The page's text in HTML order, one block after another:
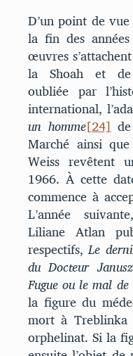
D’un point de
la fin des
œuvres
la Shoah et de
oubliée par
international,
un homme[24]de
Marché ainsi
Weiss revêtent
1966. À cette
commence à
L’année
Liliane Atlan
respectifs,Le
du Docteur
Fugue ou le mal
la figure du
mort à Treblinka
orphelinat. Si la